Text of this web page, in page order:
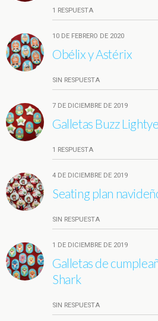
1 RESPUESTA
10 DE FEBRERO DE 2020
Obélix y Astérix
SIN RESPUESTA
7 DE DICIEMBRE DE 2019
Galletas Buzz
1 RESPUESTA
4 DE DICIEMBRE DE 2019
Seating plan
SIN RESPUESTA
1 DE DICIEMBRE DE 2019
Galletas de
Shark
SIN RESPUESTA